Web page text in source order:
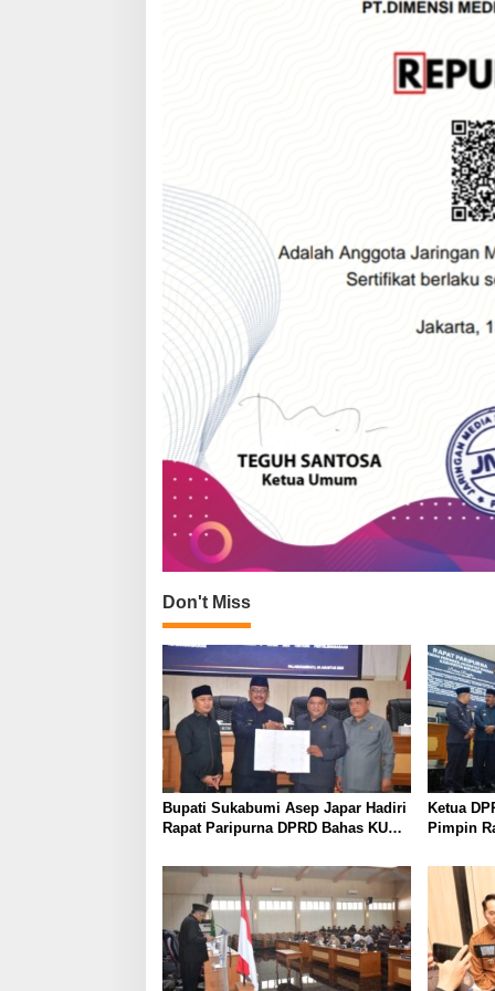
Don't Miss
Bupati Sukabumi Asep Japar Hadiri
Rapat Paripurna DPRD Bahas KUA-
Ketua
Pimpin